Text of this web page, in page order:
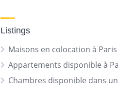
Listings
Maisons en colocation à Paris
Appartements disponible à
Chambres disponible dans